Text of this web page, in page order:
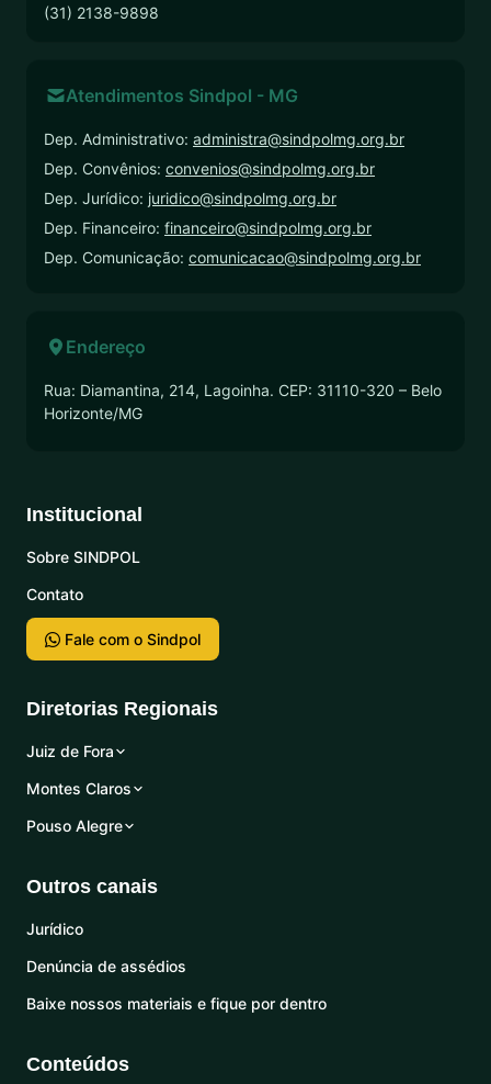
(31) 2138-9898
Atendimentos Sindpol - MG
Dep. Administrativo: administra@sindpolmg.org.br
Dep. Convênios: convenios@sindpolmg.org.br
Dep. Jurídico: juridico@sindpolmg.org.br
Dep. Financeiro: financeiro@sindpolmg.org.br
Dep. Comunicação: comunicacao@sindpolmg.org.br
Endereço
Rua: Diamantina, 214, Lagoinha. CEP: 31110-320 – Belo
Horizonte/MG
Institucional
Sobre SINDPOL
Contato
Fale com o Sindpol
Diretorias Regionais
Juiz de Fora
Montes Claros
Pouso Alegre
Outros canais
Jurídico
Denúncia de assédios
Baixe nossos materiais e fique por dentro
Conteúdos